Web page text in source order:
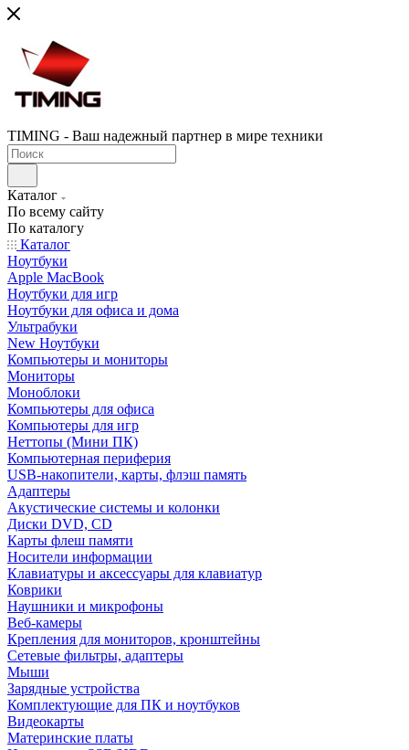
TIMING - Ваш надежный партнер в мире техники
Каталог
По всему сайту
По каталогу
Каталог
Ноутбуки
Apple MacBook
Ноутбуки для игр
Ноутбуки для офиса и дома
Ультрабуки
New Ноутбуки
Компьютеры и мониторы
Мониторы
Моноблоки
Компьютеры для офиса
Компьютеры для игр
Неттопы (Мини ПК)
Компьютерная периферия
USB-накопители, карты, флэш память
Адаптеры
Акустические системы и колонки
Диски DVD, CD
Карты флеш памяти
Носители информации
Клавиатуры и аксессуары для клавиатур
Коврики
Наушники и микрофоны
Веб-камеры
Крепления для мониторов, кронштейны
Сетевые фильтры, адаптеры
Мыши
Зарядные устройства
Комплектующие для ПК и ноутбуков
Видеокарты
Материнские платы